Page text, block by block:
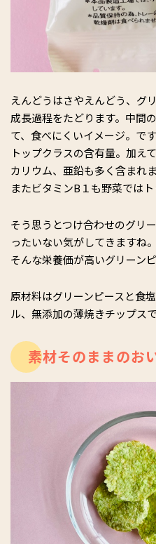
えんどうはさやえんどう、グ
成長過程をたどります。中間
て、食べにくいイメージ。で
トップクラスの含有量。加え
カリウム、亜鉛も多く含まれま
またビタミンB１も野菜では
そう思うとつけ合わせのグリ
ったいない気がしてきますね。
そんな栄養価が高いグリーン
原材料はグリーンピースと食
ル、無添加の薄焼きチップスで
素材そのままのお